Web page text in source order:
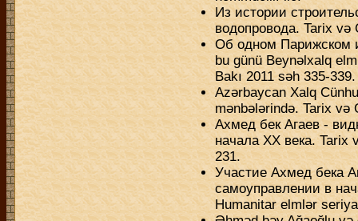
Из истории
водопровода. Tarix və
Об одном Парижском
bu günü Beynəlxalq
Bakı 2011 səh 335-339.
Azərbaycan Xalq
mənbələrində. Tarix və
Ахмед бек Агаев -
начала XX века. Tarix
231.
Участие Ахмед бека
самоуправлении в
Humanitar elmlər